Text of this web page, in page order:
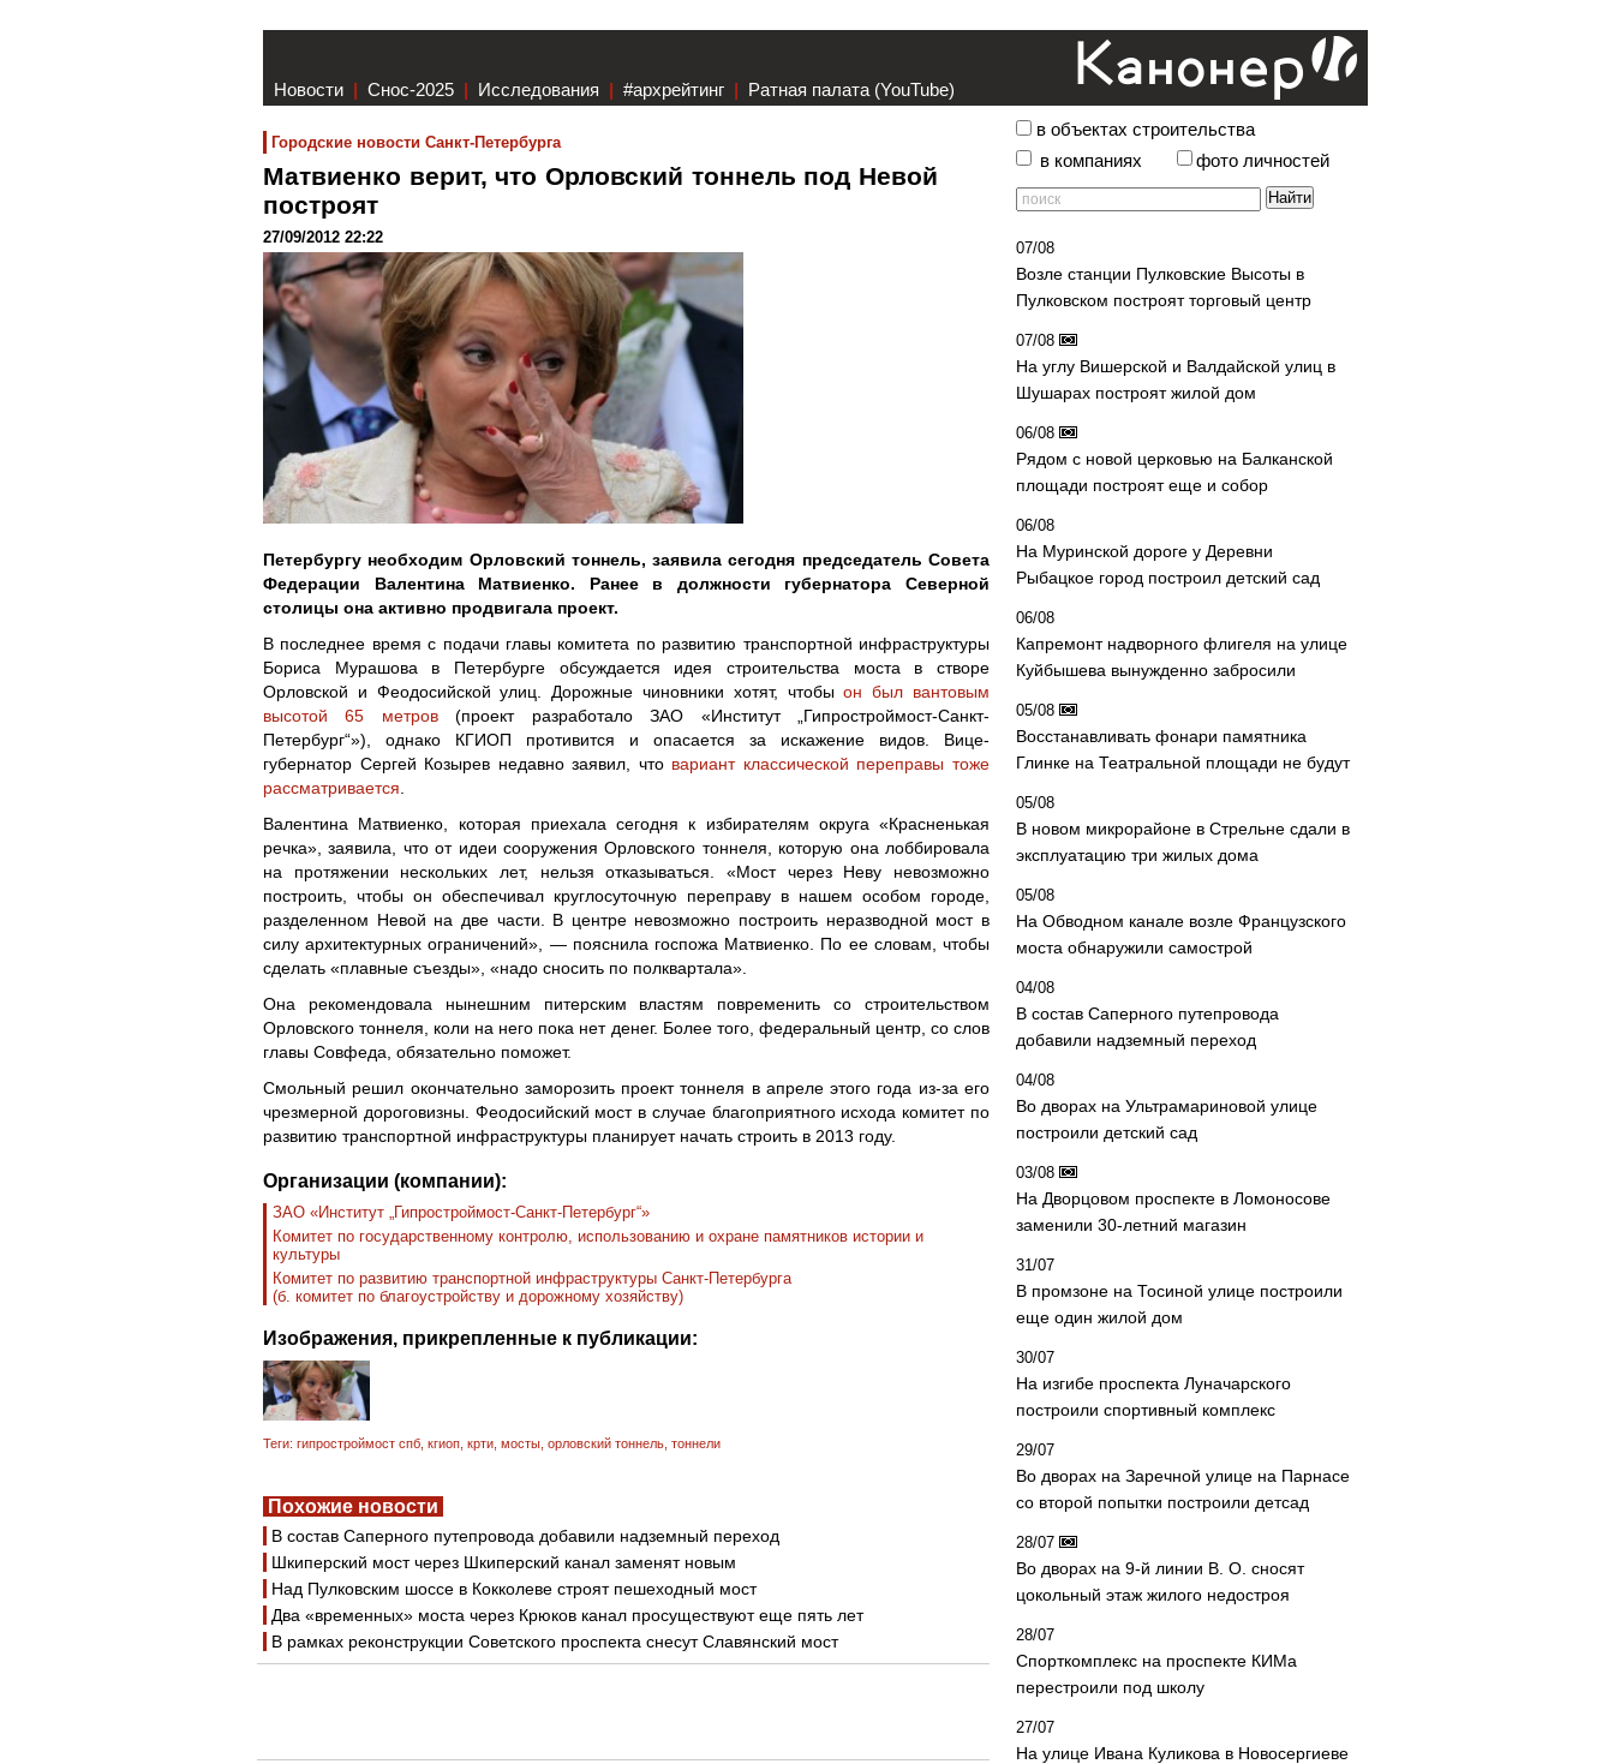
Новости | Снос-2025 | Исследования | #архрейтинг | Ратная палата (YouTube)
Городские новости Санкт-Петербурга
Матвиенко верит, что Орловский тоннель под Невой
построят
27/09/2012 22:22
Петербургу необходим Орловский тоннель, заявила сегодня председатель Совета
Федерации Валентина Матвиенко. Ранее в должности губернатора Северной
столицы она активно продвигала проект.
В последнее время с подачи главы комитета по развитию транспортной инфраструктуры
Бориса Мурашова в Петербурге обсуждается идея строительства моста в створе
Орловской и Феодосийской улиц. Дорожные чиновники хотят, чтобыон был вантовым
высотой 65 метров(проект разработало ЗАО «Институт „Гипростроймост-Санкт-
Петербург“»), однако КГИОП противится и опасается за искажение видов. Вице-
губернатор Сергей Козырев недавно заявил, что вариант классической переправы тоже
рассматривается
Валентина Матвиенко, которая приехала сегодня к избирателям округа «Красненькая
речка», заявила, что от идеи сооружения Орловского тоннеля, которую она лоббировала
на протяжении нескольких лет, нельзя отказываться. «Мост через Неву невозможно
построить, чтобы он обеспечивал круглосуточную переправу в нашем особом городе,
разделенном Невой на две части. В центре невозможно построить неразводной мост в
силу архитектурных ограничений», — пояснила госпожа Матвиенко. По ее словам, чтобы
сделать «плавные съезды», «надо сносить по полквартала».
Она рекомендовала нынешним питерским властям повременить со строительством
Орловского тоннеля, коли на него пока нет денег. Более того, федеральный центр, со слов
главы Совфеда, обязательно поможет.
Смольный решил окончательно заморозить проект тоннеля в апреле этого года из-за его
чрезмерной дороговизны. Феодосийский мост в случае благоприятного исхода комитет по
развитию транспортной инфраструктуры планирует начать строить в 2013 году.
Организации (компании):
ЗАО «Институт „Гипростроймост-Санкт-Петербург“»
Комитет по государственному контролю, использованию и охране памятников истории и
культуры
Комитет по развитию транспортной инфраструктуры Санкт-Петербурга
(б. комитет по благоустройству и дорожному хозяйству)
Изображения, прикрепленные к публикации:
Теги: гипростроймост спб кгиоп крти мосты орловский тоннель тоннели
Похожие новости
В состав Саперного путепровода добавили надземный переход
Шкиперский мост через Шкиперский канал заменят новым
Над Пулковским шоссе в Кокколеве строят пешеходный мост
Два «временных» моста через Крюков канал просуществуют еще пять лет
В рамках реконструкции Советского проспекта снесут Славянский мост
в объектах строительства
в компаниях
фото личностей
07/08
Возле станции Пулковские Высоты в
Пулковском построят торговый центр
07/08
На углу Вишерской и Валдайской улиц в
Шушарах построят жилой дом
06/08
Рядом с новой церковью на Балканской
площади построят еще и собор
06/08
На Муринской дороге у Деревни
Рыбацкое город построил детский сад
06/08
Капремонт надворного флигеля на улице
Куйбышева вынужденно забросили
05/08
Восстанавливать фонари памятника
Глинке на Театральной площади не будут
05/08
В новом микрорайоне в Стрельне сдали в
эксплуатацию три жилых дома
05/08
На Обводном канале возле Французского
моста обнаружили самострой
04/08
В состав Саперного путепровода
добавили надземный переход
04/08
Во дворах на Ультрамариновой улице
построили детский сад
03/08
На Дворцовом проспекте в Ломоносове
заменили 30-летний магазин
31/07
В промзоне на Тосиной улице построили
еще один жилой дом
30/07
На изгибе проспекта Луначарского
построили спортивный комплекс
29/07
Во дворах на Заречной улице на Парнасе
со второй попытки построили детсад
28/07
Во дворах на 9-й линии В. О. сносят
цокольный этаж жилого недостроя
28/07
Спорткомплекс на проспекте КИМа
перестроили под школу
27/07
На улице Ивана Куликова в Новосергиеве